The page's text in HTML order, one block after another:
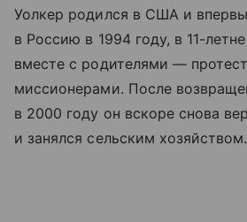
Уолкер родился в США и
в Россию в 1994 году, в 11-
вместе с родителями —
миссионерами. После
в 2000 году он вскоре снова
и занялся сельским хозяйством.